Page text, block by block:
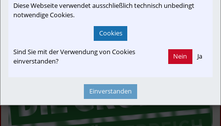
Diese Webseite verwendet ausschließlich technisch unbedingt
notwendige Cookies.
Cookies
Sind Sie mit der Verwendung von Cookies
einverstanden?
Nein Ja
Einverstanden